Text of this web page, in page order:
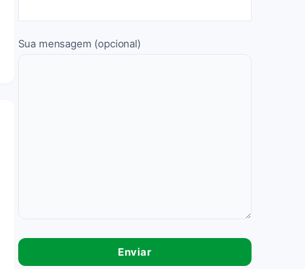
Sua mensagem (opcional)